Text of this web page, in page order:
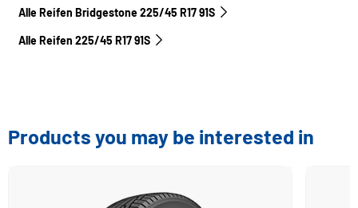
Alle Reifen Bridgestone 225/45 R17 91S
Alle Reifen‎ 225/45 R17 91S
Products you may be interested in